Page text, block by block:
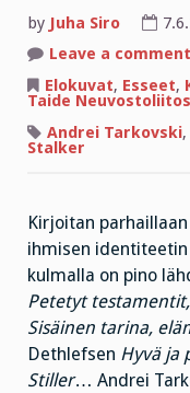
by Juha Siro
Leave a comment
Elokuvat, Esseet,
Taide
Andrei Tarkovski,
Stalker
Kirjoitan
ihmisen
kulmalla on pino
Petetyt testamentit,
Sisäinen tarina,
Dethlefsen Hyvä ja
Stiller… Andrei